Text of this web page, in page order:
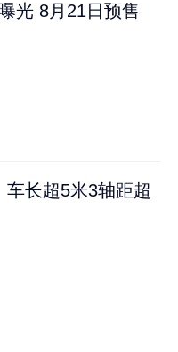
光 8月21日预售
长超5米3轴距超